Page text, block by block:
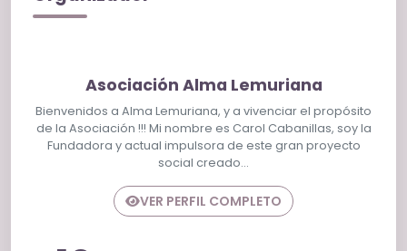
Asociación Alma Lemuriana
Bienvenidos a Alma Lemuriana, y a vivenciar el propósito
de la Asociación !!! Mi nombre es Carol Cabanillas, soy la
Fundadora y actual impulsora de este gran proyecto
social creado…
VER PERFIL COMPLETO